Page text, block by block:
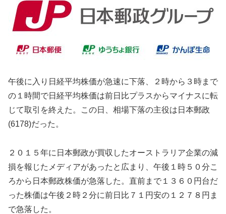
午後に入り日経平均株価が急速に下落、２時から３時まで
の１時間で日経平均株価は前日比プラスからマイナスに転
じて取引を終えた。この日、相場下落の主役は日本郵政
(6178)だった。
２０１５年に日本郵政が買収したオーストラリア企業の減
損を報じたメディアがあったと広まり、午後１時５０分こ
ろから日本郵政株価が急落した。直前まで１３６０円台だ
った株価は午後２時２分に前日比７１円安の１２７８円ま
で急落した。